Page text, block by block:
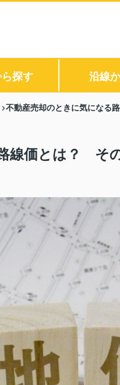
探す 沿線
不動産売却のときに気になる
線価とは？ そ